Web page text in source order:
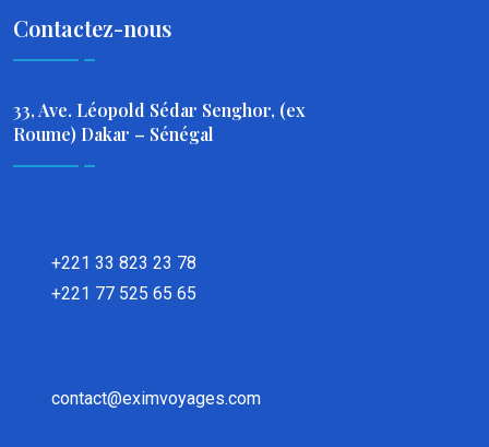
Contactez-nous
33, Ave. Léopold Sédar Senghor, (ex
Roume) Dakar – Sénégal
+221 33 823 23 78
+221 77 525 65 65
contact@eximvoyages.com